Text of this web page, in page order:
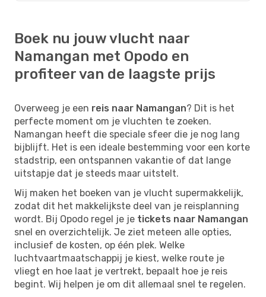
Boek nu jouw vlucht naar
Namangan met Opodo en
profiteer van de laagste prijs
Overweeg je een reis naar Namangan? Dit is het
perfecte moment om je vluchten te zoeken.
Namangan heeft die speciale sfeer die je nog lang
bijblijft. Het is een ideale bestemming voor een korte
stadstrip, een ontspannen vakantie of dat lange
uitstapje dat je steeds maar uitstelt.
Wij maken het boeken van je vlucht supermakkelijk,
zodat dit het makkelijkste deel van je reisplanning
wordt. Bij Opodo regel je je tickets naar Namangan
snel en overzichtelijk. Je ziet meteen alle opties,
inclusief de kosten, op één plek. Welke
luchtvaartmaatschappij je kiest, welke route je
vliegt en hoe laat je vertrekt, bepaalt hoe je reis
begint. Wij helpen je om dit allemaal snel te regelen.